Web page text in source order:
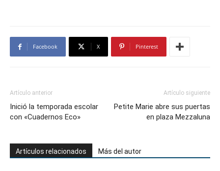
Facebook X Pinterest
Artículo anterior
Inició la temporada escolar
con «Cuadernos Eco»
Artículo siguiente
Petite Marie abre sus puertas
en plaza Mezzaluna
Artículos relacionados Más del autor